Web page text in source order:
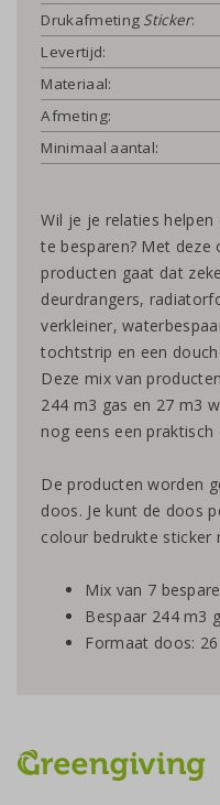
Drukafmeting Sticker:
Levertijd:
Materiaal:
Afmeting:
Minimaal aantal:
Wil je je relaties
te besparen? Met deze
producten gaat dat
deurdrangers,
verkleiner,
tochtstrip en een
Deze mix van
244 m3 gas en 27 m3
nog eens een praktisch
De producten worden
doos. Je kunt de doos
colour bedrukte sticker
Mix van 7
Bespaar 244 m3
Formaat doos: